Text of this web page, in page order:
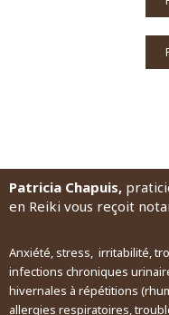
Patricia Chapuis,
en Reiki vous reçoit
Anxiété, stress, irritabilité,
infections chroniques
hivernales à répétitions
allergies respiratoires,